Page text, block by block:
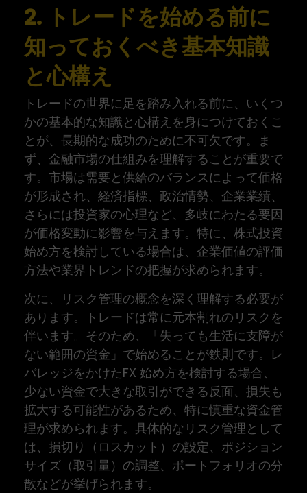
2. トレードを始める前に
知っておくべき基本知識
と心構え
トレードの世界に足を踏み入れる前に、いくつ
かの基本的な知識と心構えを身につけておくこ
とが、長期的な成功のために不可欠です。ま
ず、金融市場の仕組みを理解することが重要で
す。市場は需要と供給のバランスによって価格
が形成され、経済指標、政治情勢、企業業績、
さらには投資家の心理など、多岐にわたる要因
が価格変動に影響を与えます。特に、株式投資
始め方を検討している場合は、企業価値の評価
方法や業界トレンドの把握が求められます。
次に、リスク管理の概念を深く理解する必要が
あります。トレードは常に元本割れのリスクを
伴います。そのため、「失っても生活に支障が
ない範囲の資金」で始めることが鉄則です。レ
バレッジをかけたFX 始め方を検討する場合、
少ない資金で大きな取引ができる反面、損失も
拡大する可能性があるため、特に慎重な資金管
理が求められます。具体的なリスク管理として
は、損切り（ロスカット）の設定、ポジション
サイズ（取引量）の調整、ポートフォリオの分
散などが挙げられます。